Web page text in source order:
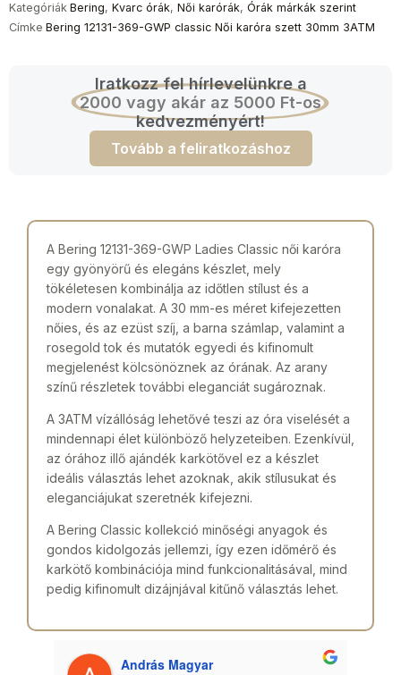
Kategóriák Bering, Kvarc órák, Női karórák, Órák márkák szerint
Címke Bering 12131-369-GWP classic Női karóra szett 30mm 3ATM
Iratkozz fel hírlevelünkre a
2000 vagy akár az 5000 Ft-os
kedvezményért!
Tovább a feliratkozáshoz
A Bering 12131-369-GWP Ladies Classic női karóra
egy gyönyörű és elegáns készlet, mely
tökéletesen kombinálja az időtlen stílust és a
modern vonalakat. A 30 mm-es méret kifejezetten
nőies, és az ezüst szíj, a barna számlap, valamint a
rosegold tok és mutatók egyedi és kifinomult
megjelenést kölcsönöznek az órának. Az arany
színű részletek további eleganciát sugároznak.
A 3ATM vízállóság lehetővé teszi az óra viselését a
mindennapi élet különböző helyzeteiben. Ezenkívül,
az órához illő ajándék karkötővel ez a készlet
ideális választás lehet azoknak, akik stílusukat és
eleganciájukat szeretnék kifejezni.
A Bering Classic kollekció minőségi anyagok és
gondos kidolgozás jellemzi, így ezen időmérő és
karkötő kombinációja mind funkcionalitásával, mind
pedig kifinomult dizájnjával kitűnő választás lehet.
András Magyar